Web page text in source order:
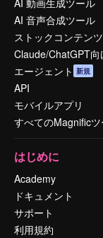
AI 動画生成ツール
AI 音声合成ツール
ストックコンテンツ
Claude/ChatGPT向
エージェント 新規
API
モバイルアプリ
すべてのMagnific
はじめに
Academy
ドキュメント
サポート
利用規約